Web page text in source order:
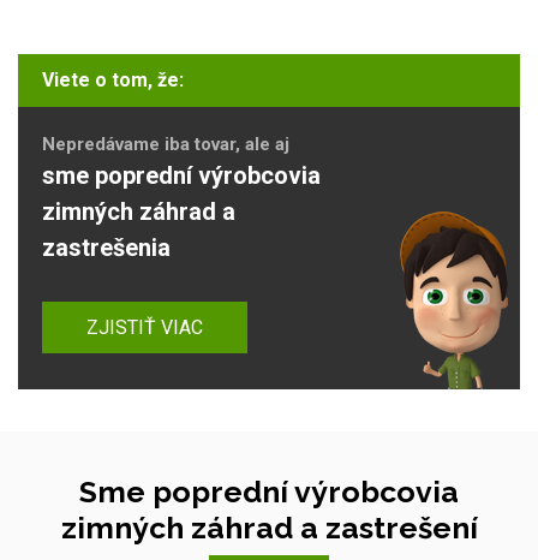
Viete o tom, že:
Nepredávame iba tovar, ale aj
sme poprední výrobcovia
zimných záhrad a
zastrešenia
ZJISTIŤ VIAC
Sme poprední výrobcovia
zimných záhrad a zastrešení